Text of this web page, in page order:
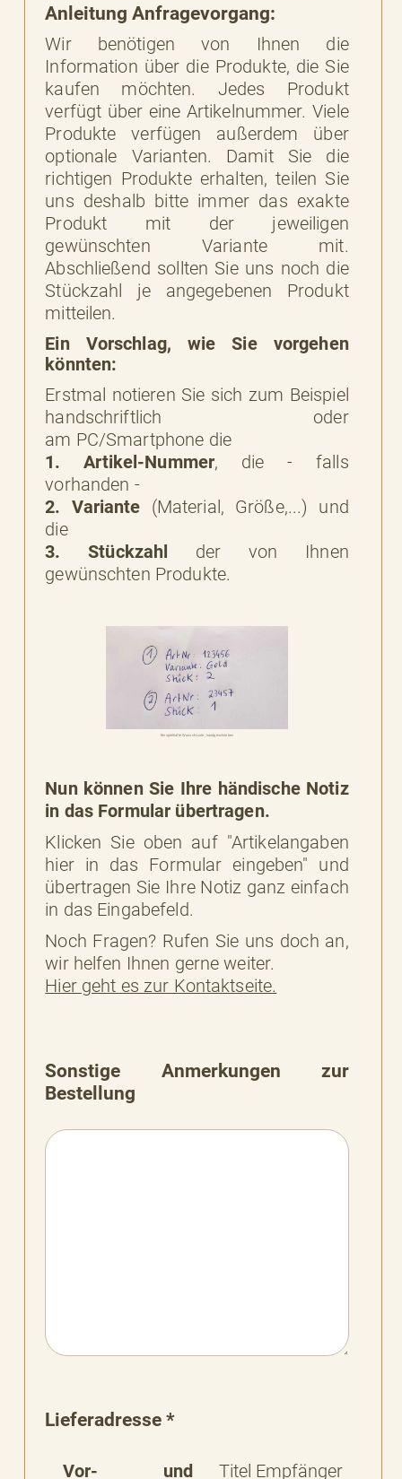
Anleitung Anfragevorgang:
Wir benötigen von Ihnen die
Information über die Produkte, die Sie
kaufen möchten. Jedes Produkt
verfügt über eine Artikelnummer. Viele
Produkte verfügen außerdem über
optionale Varianten. Damit Sie die
richtigen Produkte erhalten, teilen Sie
uns deshalb bitte immer das exakte
Produkt mit der jeweiligen
gewünschten Variante mit.
Abschließend sollten Sie uns noch die
Stückzahl je angegebenen Produkt
mitteilen.
Ein Vorschlag, wie Sie vorgehen
könnten:
Erstmal notieren Sie sich zum Beispiel
handschriftlich oder
am PC/Smartphone die
1. Artikel-Nummer, die - falls
vorhanden -
2. Variante (Material, Größe,...) und
die
3. Stückzahl der von Ihnen
gewünschten Produkte.
Beispielhafte Wunsch-Liste, handgeschrieben
Nun können Sie Ihre händische Notiz
in das Formular übertragen.
Klicken Sie oben auf "Artikelangaben
hier in das Formular eingeben" und
übertragen Sie Ihre Notiz ganz einfach
in das Eingabefeld.
Noch Fragen? Rufen Sie uns doch an,
wir helfen Ihnen gerne weiter.
Hier geht es zur Kontaktseite.
Sonstige Anmerkungen zur
Bestellung
Lieferadresse *
Vor- und Titel Empfänger